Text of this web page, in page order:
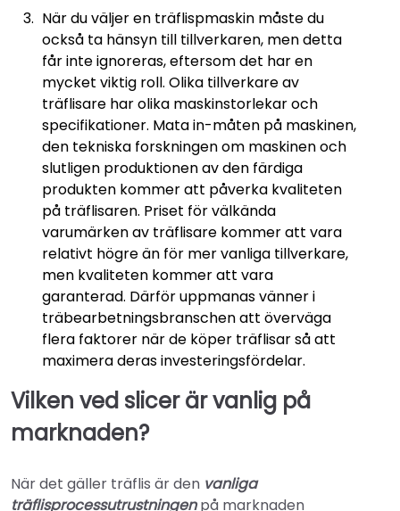
När du väljer en träflispmaskin måste du
också ta hänsyn till tillverkaren, men detta
får inte ignoreras, eftersom det har en
mycket viktig roll. Olika tillverkare av
träflisare har olika maskinstorlekar och
specifikationer. Mata in-måten på maskinen,
den tekniska forskningen om maskinen och
slutligen produktionen av den färdiga
produkten kommer att påverka kvaliteten
på träflisaren. Priset för välkända
varumärken av träflisare kommer att vara
relativt högre än för mer vanliga tillverkare,
men kvaliteten kommer att vara
garanterad. Därför uppmanas vänner i
träbearbetningsbranschen att överväga
flera faktorer när de köper träflisar så att
maximera deras investeringsfördelar.
Vilken ved slicerär vanlig på
marknaden?
När det gäller träflis är den vanliga
träflisprocessutrustningen på marknaden